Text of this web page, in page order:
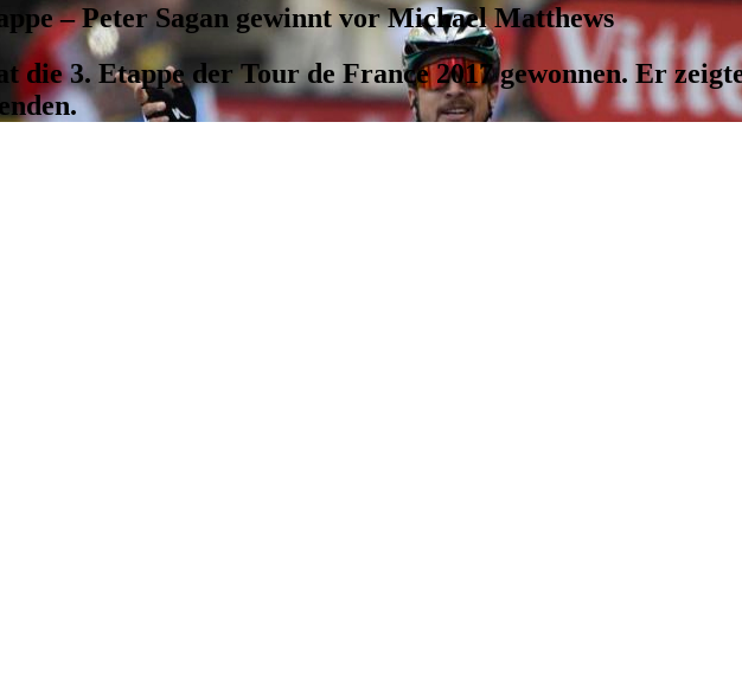
– Peter Sagan gewinnt vor Michael Matthews
die 3. Etappe der Tour de France 2017 gewonnen. Er